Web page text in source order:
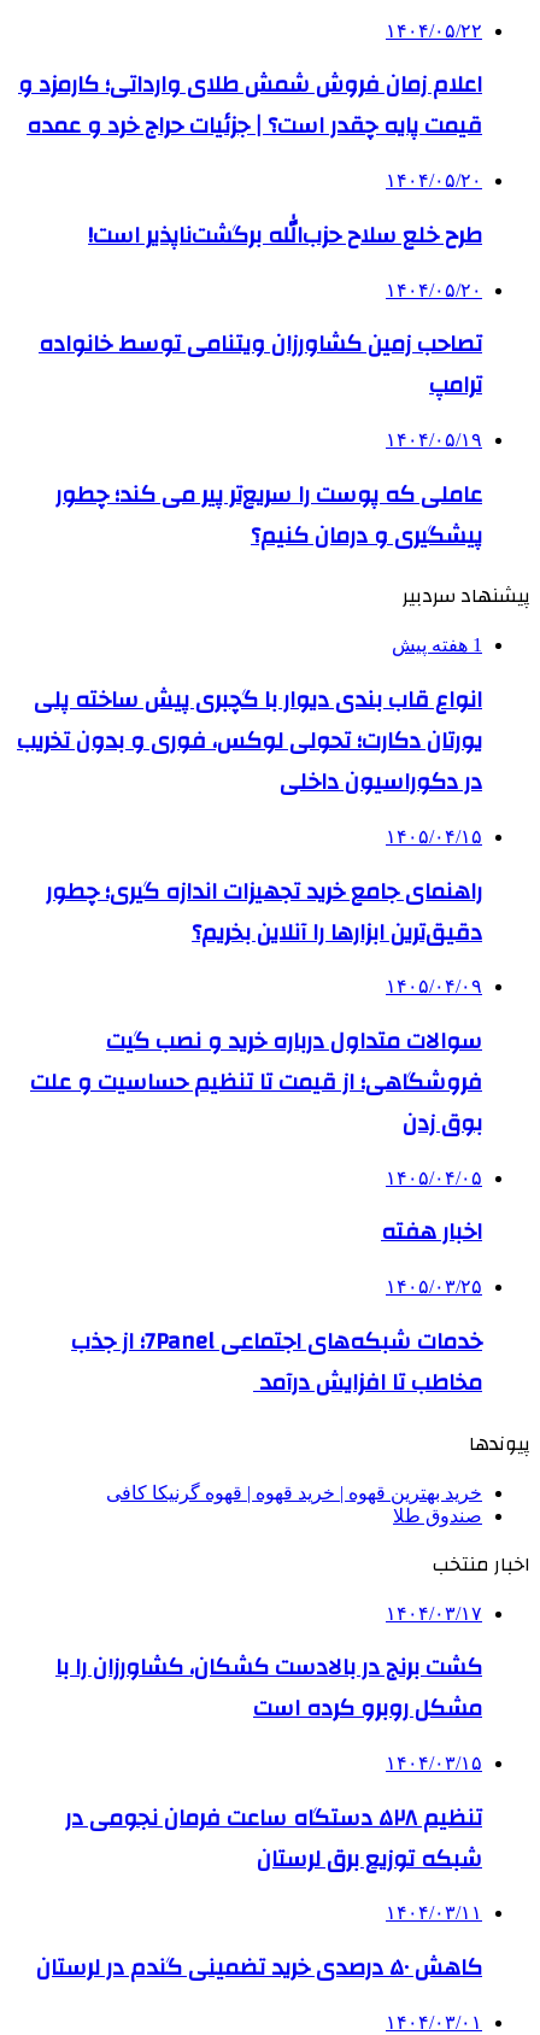
۱۴۰۴/۰۵/۲۲
اعلام زمان فروش شمش طلای وارداتی؛ کارمزد و
قیمت پایه چقدر است؟ | جزئیات حراج خرد و عمده
۱۴۰۴/۰۵/۲۰
طرح خلع سلاح حزب‌الله برگشت‌ناپذیر است!
۱۴۰۴/۰۵/۲۰
تصاحب زمین کشاورزان ویتنامی توسط خانواده
ترامپ
۱۴۰۴/۰۵/۱۹
عاملی که پوست را سریع‌تر پیر می کند؛ چطور
پیشگیری و درمان کنیم؟
پیشنهاد سردبیر
1 هفته پیش
انواع قاب بندی دیوار با گچبری پیش ساخته پلی
یورتان دکارت؛ تحولی لوکس، فوری و بدون تخریب
در دکوراسیون داخلی
۱۴۰۵/۰۴/۱۵
راهنمای جامع خرید تجهیزات اندازه گیری؛ چطور
دقیق‌ترین ابزارها را آنلاین بخریم؟
۱۴۰۵/۰۴/۰۹
سوالات متداول درباره خرید و نصب گیت
فروشگاهی؛ از قیمت تا تنظیم حساسیت و علت
بوق زدن
۱۴۰۵/۰۴/۰۵
اخبار هفته
۱۴۰۵/۰۳/۲۵
خدمات شبکه‌های اجتماعی 7Panel؛ از جذب
مخاطب تا افزایش درآمد
پیوندها
خرید بهترین قهوه | خرید قهوه | قهوه گرنیکا کافی
صندوق طلا
اخبار منتخب
۱۴۰۴/۰۳/۱۷
کشت برنج در بالادست کشکان، کشاورزان را با
مشکل روبرو کرده است
۱۴۰۴/۰۳/۱۵
تنظیم ۵۲۸ دستگاه ساعت فرمان نجومی در
شبکه توزیع برق لرستان
۱۴۰۴/۰۳/۱۱
کاهش ۵۰ درصدی خرید تضمینی گندم در لرستان
۱۴۰۴/۰۳/۰۱